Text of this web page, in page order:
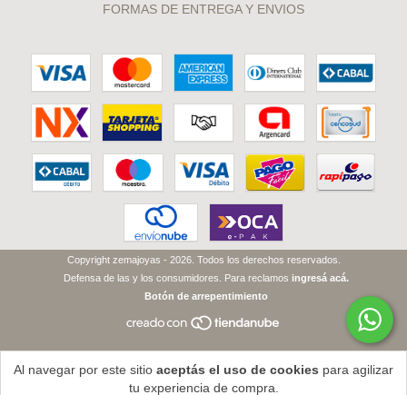
Al navegar por este sitio aceptás el uso de cookies para agilizar
tu experiencia de compra.
FORMAS DE ENTREGA Y ENVIOS
Copyright zemajoyas - 2026. Todos los derechos reservados.
Defensa de las y los consumidores. Para reclamos ingresá acá.
Botón de arrepentimiento